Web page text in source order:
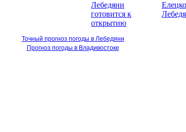
Точный прогноз погоды в Лебедяни
Прогноз погоды в Владивостоке